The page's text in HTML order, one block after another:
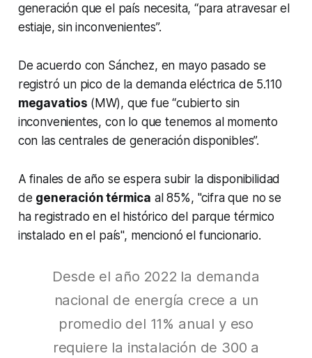
generación que el país necesita, “para atravesar el
estiaje, sin inconvenientes”.
De acuerdo con Sánchez, en mayo pasado se
registró un pico de la demanda eléctrica de 5.110
megavatios (MW), que fue “cubierto sin
inconvenientes, con lo que tenemos al momento
con las centrales de generación disponibles”.
A finales de año se espera subir la disponibilidad
de generación térmica al 85%, "cifra que no se
ha registrado en el histórico del parque térmico
instalado en el país", mencionó el funcionario.
Desde el año 2022 la demanda
nacional de energía crece a un
promedio del 11% anual y eso
requiere la instalación de 300 a